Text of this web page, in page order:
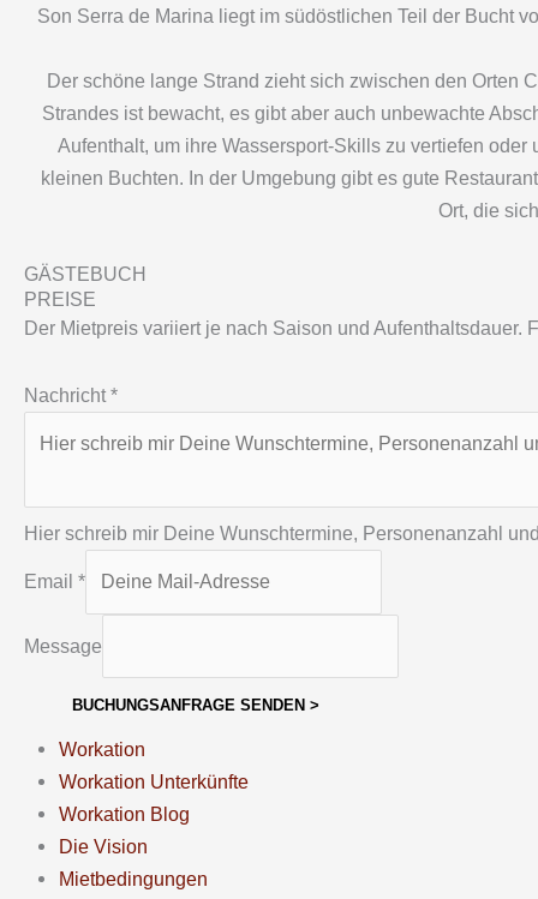
Son Serra de Marina liegt im südöstlichen Teil der Bucht
Der schöne lange Strand zieht sich zwischen den Orten
Strandes ist bewacht, es gibt aber auch unbewachte
Aufenthalt, um ihre Wassersport-Skills zu vertiefen
kleinen Buchten. In der Umgebung gibt es gute
Ort, die
GÄSTEBUCH
PREISE
Der Mietpreis variiert je nach Saison und
Nachricht *
Hier schreib mir Deine Wunschtermine, Personenanzahl
Email *
Message
BUCHUNGSANFRAGE SENDEN >
Workation
Workation Unterkünfte
Workation Blog
Die Vision
Mietbedingungen